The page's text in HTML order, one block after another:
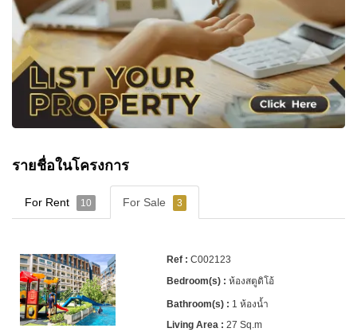
รายชื่อในโครงการ
For Rent 10 For Sale 3
C002123
ห้องสตูดิโอ้
1 ห้องน้ำ
27 Sq.m